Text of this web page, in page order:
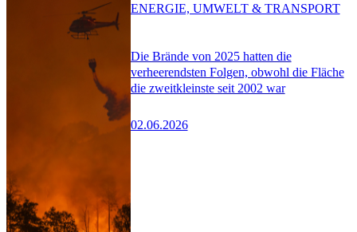
Die Brände von 2025 hatten die
verheerendsten Folgen, obwohl die Fläche
die zweitkleinste seit 2002 war
02.06.2026
ENERGIE, UMWELT & TRANSPORT